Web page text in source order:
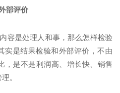
部评价
容是处理人和事，那么怎样检验
实是结果检验和外部评价，不由
，是不是利润高、增长快、销售
。